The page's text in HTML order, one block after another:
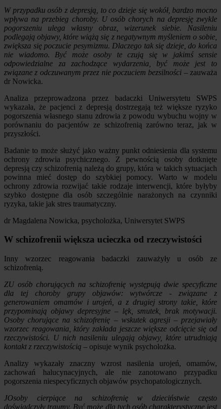
W przypadku osób z depresją, to co dzieje się wokół, bardzo mocno
wpływa na przebieg choroby. U osób chorych na depresję zwykle
pogorszeniu ulega własny obraz, wizerunek siebie. Nasileniu
podlegają objawy, które wiążą się z negatywnym myśleniem o sobie,
zwiększa się poczucie pesymizmu. Dlaczego tak się dzieje, do końca
nie wiadomo. Być może osoby te czują się w jakimś sensie
odpowiedzialne za zachodzące wydarzenia, być może jest to
związane z odczuwanym przez nie poczuciem bezsilności – zauważa
dr Nowicka.
Analiza przeprowadzona przez badaczki Uniwersytetu SWPS
wykazała, że pacjenci z depresją dostrzegają też większe ryzyko
pogorszenia własnego stanu zdrowia z powodu wybuchu wojny w
porównaniu do pacjentów ze schizofrenią zarówno teraz, jak w
przyszłości.
Badanie to może służyć jako ważny punkt odniesienia dla systemu
ochrony zdrowia psychicznego. Z pewnością osoby dotknięte
depresją czy schizofrenią należą do grupy, która w takich sytuacjach
powinna mieć dostęp do szybkiej pomocy. Warto w modelu
ochrony zdrowia rozwijać takie rodzaje interwencji, które byłyby
szybko dostępne dla osób szczególnie narażonych na czynniki
ryzyka, takie jak stres traumatyczny.
dr Magdalena Nowicka, psycholożka, Uniwersytet SWPS
W schizofrenii większa ucieczka od rzeczywistości
Inny wzorzec reagowania badaczki zauważyły u osób ze
schizofrenią.
ZU osób chorujących na schizofrenię występują dwie specyficzne
dla tej choroby grupy objawów: wytwórcze - związane z
generowaniem omamów i urojeń, a z drugiej strony takie, które
przypominają objawy depresyjne – lęk, smutek, brak motywacji.
Osoby chorujące na schizofrenię – wskutek agresji – przejawiały
wzorzec reagowania, który zakłada jeszcze większe odcięcie się od
rzeczywistości. U nich nasileniu ulegają objawy, które utrudniają
kontakt z rzeczywistością – opisuje wynik psycholożka.
Analizy wykazały znaczny wzrost nasilenia urojeń, omamów,
zachowań halucynacyjnych, ale nie zanotowano przypadku
pogorszenia niespecyficznych objawów psychopatologicznych.
JOsoby cierpiące na schizofrenię w dzieciństwie często
doświadczyły traumy. Być może dla tych osób charakterystyczne jest